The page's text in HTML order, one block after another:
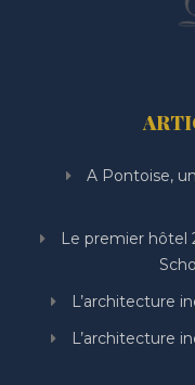
A Pontoise,
Le premier hôtel
L’architecture
L’architecture